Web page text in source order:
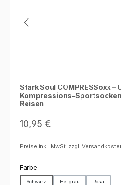
Stark Soul COMPRESSoxx –
Kompressions-
Reisen
Regulärer Preis:
10,95 €
Preise inkl. MwSt. zzgl.
Farbe
Schwarz Hellgrau Rosa